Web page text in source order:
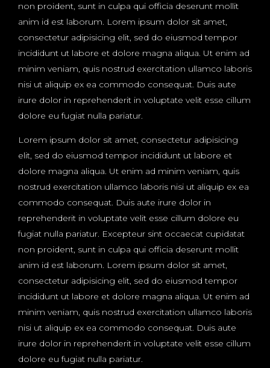
non proident, sunt in culpa qui officia deserunt mollit
anim id est laborum. Lorem ipsum dolor sit amet,
consectetur adipisicing elit, sed do eiusmod tempor
incididunt ut labore et dolore magna aliqua. Ut enim ad
minim veniam, quis nostrud exercitation ullamco laboris
nisi ut aliquip ex ea commodo consequat. Duis aute
irure dolor in reprehenderit in voluptate velit esse cillum
dolore eu fugiat nulla pariatur.
Lorem ipsum dolor sit amet, consectetur adipisicing
elit, sed do eiusmod tempor incididunt ut labore et
dolore magna aliqua. Ut enim ad minim veniam, quis
nostrud exercitation ullamco laboris nisi ut aliquip ex ea
commodo consequat. Duis aute irure dolor in
reprehenderit in voluptate velit esse cillum dolore eu
fugiat nulla pariatur. Excepteur sint occaecat cupidatat
non proident, sunt in culpa qui officia deserunt mollit
anim id est laborum. Lorem ipsum dolor sit amet,
consectetur adipisicing elit, sed do eiusmod tempor
incididunt ut labore et dolore magna aliqua. Ut enim ad
minim veniam, quis nostrud exercitation ullamco laboris
nisi ut aliquip ex ea commodo consequat. Duis aute
irure dolor in reprehenderit in voluptate velit esse cillum
dolore eu fugiat nulla pariatur.